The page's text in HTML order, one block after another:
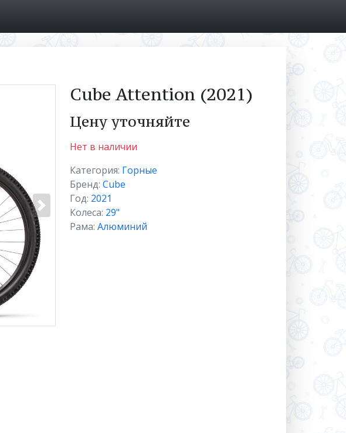
Cube Attention (2021)
Цену уточняйте
Нет в наличии
Категория: Горные
Бренд: Cube
Год: 2021
Колеса: 29"
Рама: Алюминий